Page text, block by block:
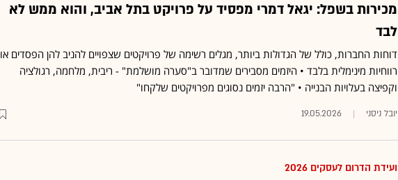
מכירות בשפל: יגאל דמרי מפסיד על פרויקט בתל אביב, והוא ממש לא
לבד
דוחות החברות, כולל של הגדולות ביותר, מגלים רשימה של פרויקטים שצפויים להניב להן הפסדים או
רווחיות מינימלית בלבד • היזמים מסבירים שמדובר ב"סערה מושלמת" - ריבית, מלחמה, רגולציה
וקפיצה בעלויות הבנייה • "הרבה יזמים נסוגים מפרויקטים שלקחו"
יובל ניסני 19.05.2026
ועידת הדרום לעסקים 2026